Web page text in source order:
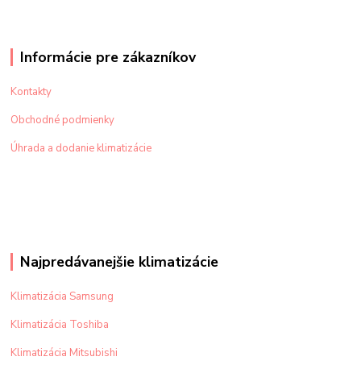
Informácie pre zákazníkov
Kontakty
Obchodné podmienky
Úhrada a dodanie klimatizácie
Najpredávanejšie klimatizácie
Klimatizácia Samsung
Klimatizácia Toshiba
Klimatizácia Mitsubishi